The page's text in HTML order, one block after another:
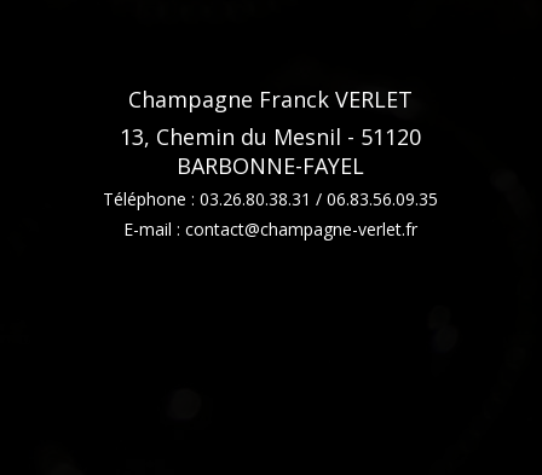
Champagne Franck VERLET
13, Chemin du Mesnil - 51120
BARBONNE-FAYEL
Téléphone : 03.26.80.38.31 / 06.83.56.09.35
E-mail : contact@champagne-verlet.fr